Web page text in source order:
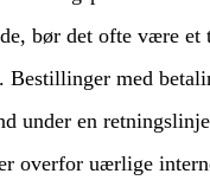
bør det ofte være et
Bestillinger med
under en
overfor uærlige